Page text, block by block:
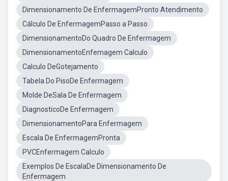
Dimensionamento De EnfermagemPronto Atendimento
Cálculo De EnfermagemPasso a Passo
DimensionamentoDo Quadro De Enfermagem
DimensionamentoEnfemagem Calculo
Calculo DeGotejamento
Tabela Do PisoDe Enfermagem
Molde DeSala De Enfermagem
DiagnosticoDe Enfermagem
DimensionamentoPara Enfermagem
Escala De EnfermagemPronta
PVCEnfermagem Calculo
Exemplos De EscalaDe Dimensionamento De
Enfermagem